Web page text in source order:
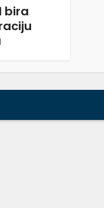
bira